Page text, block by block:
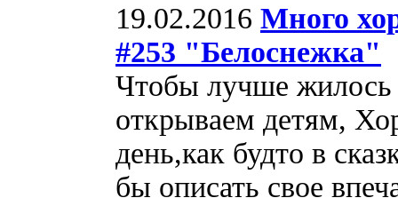
19.02.2016 Много
#253 "Белоснежка"
Чтобы лучше
открываем детям,
день,как будто в
бы описать свое